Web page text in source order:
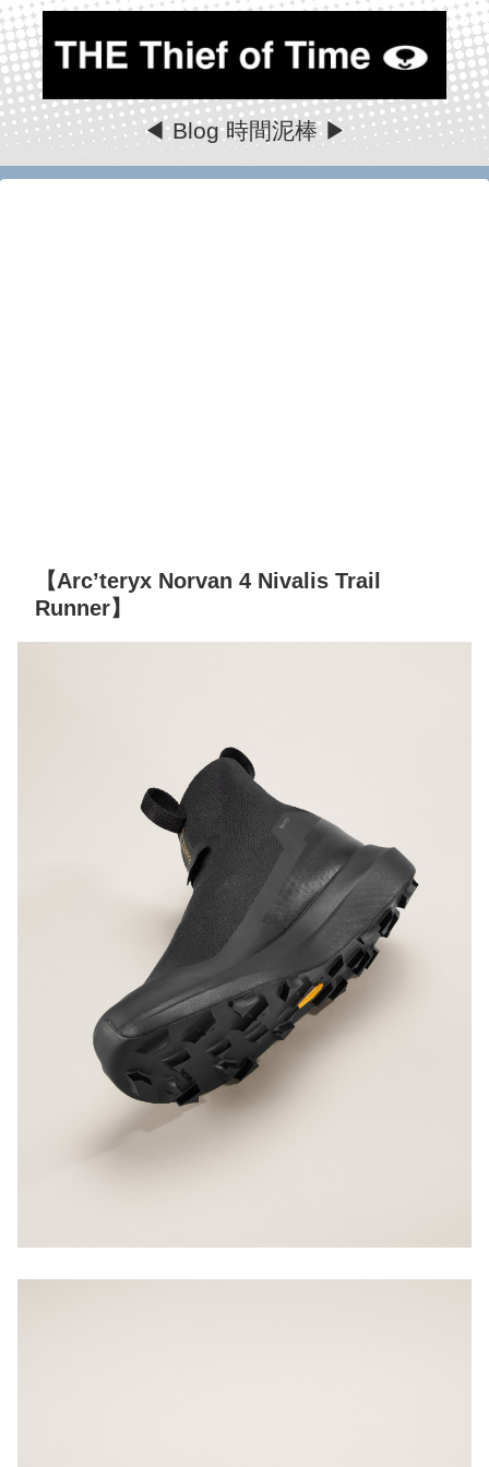
◀ Blog 時間泥棒 ▶
【Arc’teryx Norvan 4 Nivalis Trail
Runner】